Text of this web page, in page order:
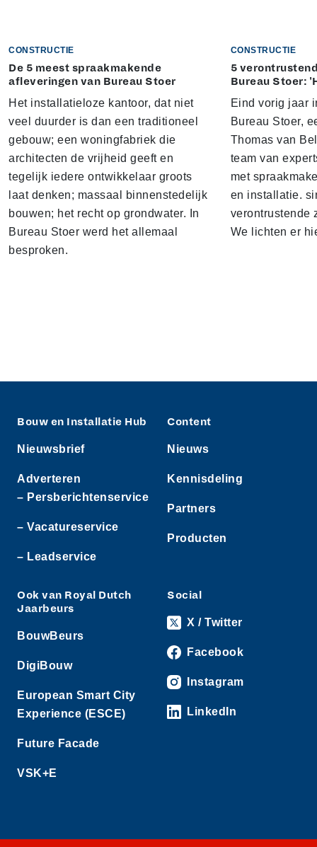
CONSTRUCTIE
De 5 meest spraakmakende
afleveringen van Bureau Stoer
Het installatieloze kantoor, dat niet
veel duurder is dan een traditioneel
gebouw; een woningfabriek die
architecten de vrijheid geeft en
tegelijk iedere ontwikkelaar groots
laat denken; massaal binnenstedelijk
bouwen; het recht op grondwater. In
Bureau Stoer werd het allemaal
besproken.
CONSTRUCTIE
5
Bureau Stoer:
Eind vorig jaar
Bureau Stoer,
Thomas van
team van
met
en installatie.
verontrustende
We lichten er
Bouw en Installatie Hub
Nieuwsbrief
Adverteren
– Persberichtenservice
– Vacatureservice
– Leadservice
Content
Nieuws
Kennisdeling
Partners
Producten
Ook van Royal Dutch
Jaarbeurs
BouwBeurs
DigiBouw
European Smart City
Experience (ESCE)
Future Facade
VSK+E
Social
X / Twitter
Facebook
Instagram
LinkedIn